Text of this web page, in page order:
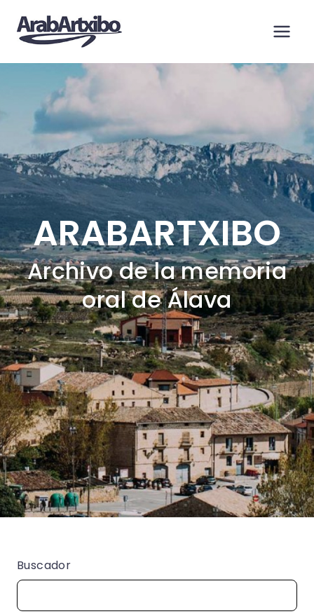
contenido
ARABARTXIBO
Archivo de la memoria
oral de Álava
Buscador